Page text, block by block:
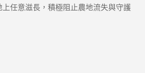
任意滋長，積極阻止農地流失與守護